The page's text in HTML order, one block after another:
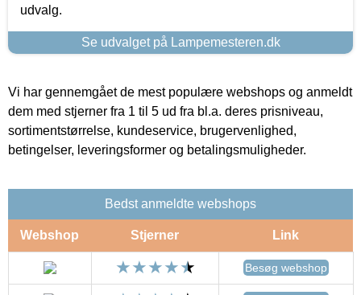
udvalg.
Se udvalget på Lampemesteren.dk
Vi har gennemgået de mest populære webshops og anmeldt
dem med stjerner fra 1 til 5 ud fra bl.a. deres prisniveau,
sortimentstørrelse, kundeservice, brugervenlighed,
betingelser, leveringsformer og betalingsmuligheder.
Bedst anmeldte webshops
Webshop Stjerner Link
Besøg webshop